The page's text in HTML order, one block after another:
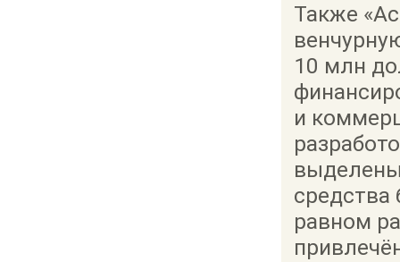
Также
10 млн
и
средства
равном